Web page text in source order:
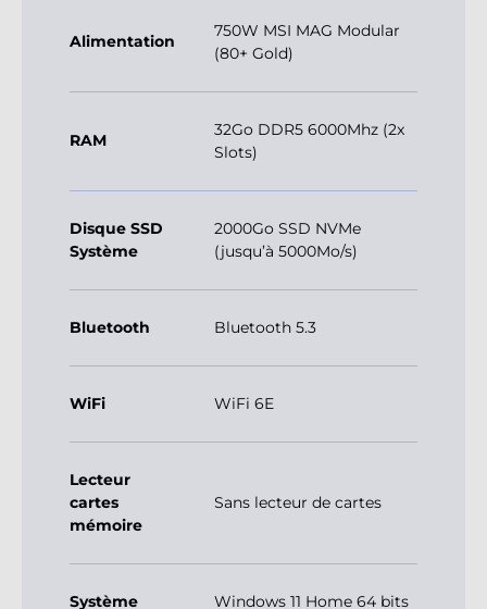
Alimentation
750W MSI MAG Modular
(80+ Gold)
RAM
32Go DDR5 6000Mhz (2x
Slots)
Disque SSD
Système
2000Go SSD NVMe
(jusqu’à 5000Mo/s)
Bluetooth Bluetooth 5.3
WiFi WiFi 6E
Lecteur
cartes
mémoire
Sans lecteur de cartes
Système
Windows 11 Home 64 bits